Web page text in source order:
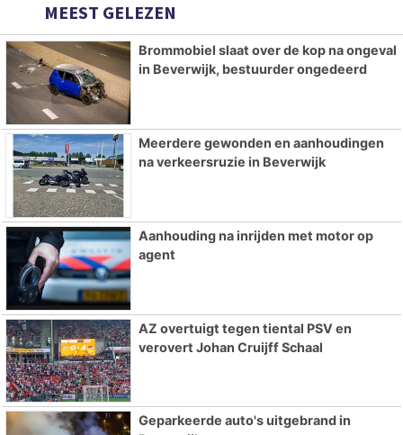
MEEST GELEZEN
Brommobiel slaat over de kop na ongeval
in Beverwijk, bestuurder ongedeerd
Meerdere gewonden en aanhoudingen
na verkeersruzie in Beverwijk
Aanhouding na inrijden met motor op
agent
AZ overtuigt tegen tiental PSV en
verovert Johan Cruijff Schaal
Geparkeerde auto's uitgebrand in